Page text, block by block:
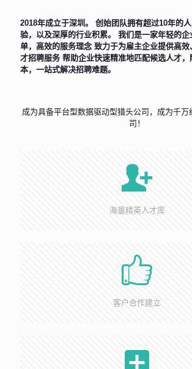
2018年成立于深圳。 创始团队拥有超过10年的
验，以及深厚的行业积累。 我们是一家年轻的
单，高效的服务理念 致力于为雇主企业提供高
才招聘服务 帮助企业快速精准地匹配候选人才
本，一站式解决招聘难题。
成为具备平台型数据驱动型猎头公司，成为千万
司！
海量精英人才库
客户合作建立